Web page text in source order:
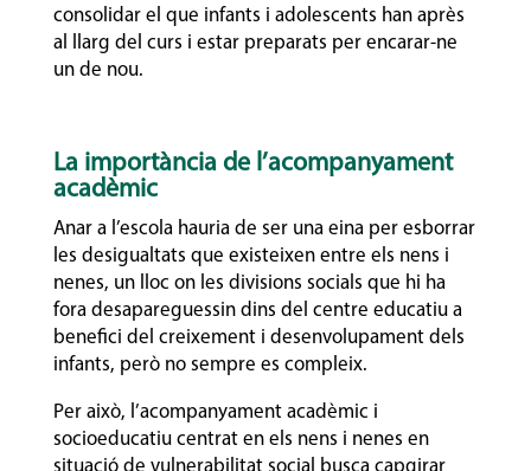
consolidar el que infants i adolescents han après
al llarg del curs i estar preparats per encarar-ne
un de nou.
La importància de l’acompanyament
acadèmic
Anar a l’escola hauria de ser una eina per esborrar
les desigualtats que existeixen entre els nens i
nenes, un lloc on les divisions socials que hi ha
fora desapareguessin dins del centre educatiu a
benefici del creixement i desenvolupament dels
infants, però no sempre es compleix.
Per això, l’acompanyament acadèmic i
socioeducatiu centrat en els nens i nenes en
situació de vulnerabilitat social busca capgirar